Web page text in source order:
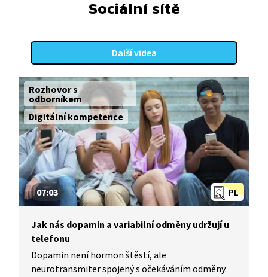
Sociální sítě
Další videa
Rozhovor s
odborníkem
Digitální kompetence
PL
07:03
Jak nás dopamin a variabilní odměny udržují u
telefonu
Dopamin není hormon štěstí, ale
neurotransmiter spojený s očekáváním odměny.